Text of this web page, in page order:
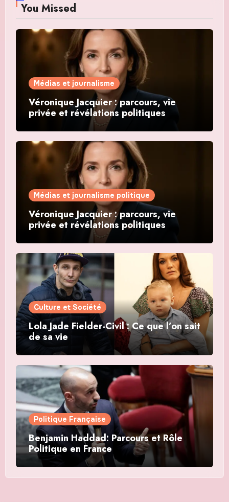
You Missed
Médias et journalisme
Véronique Jacquier : parcours, vie
privée et révélations politiques
Médias et journalisme politique
Véronique Jacquier : parcours, vie
privée et révélations politiques
Culture et Société
Lola Jade Fielder-Civil : Ce que l’on sait
de sa vie
Politique Française
Benjamin Haddad: Parcours et Rôle
Politique en France